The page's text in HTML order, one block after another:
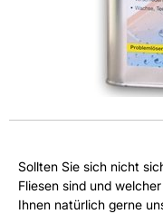
Sollten Sie sich nicht
Fliesen sind und
Ihnen natürlich gerne